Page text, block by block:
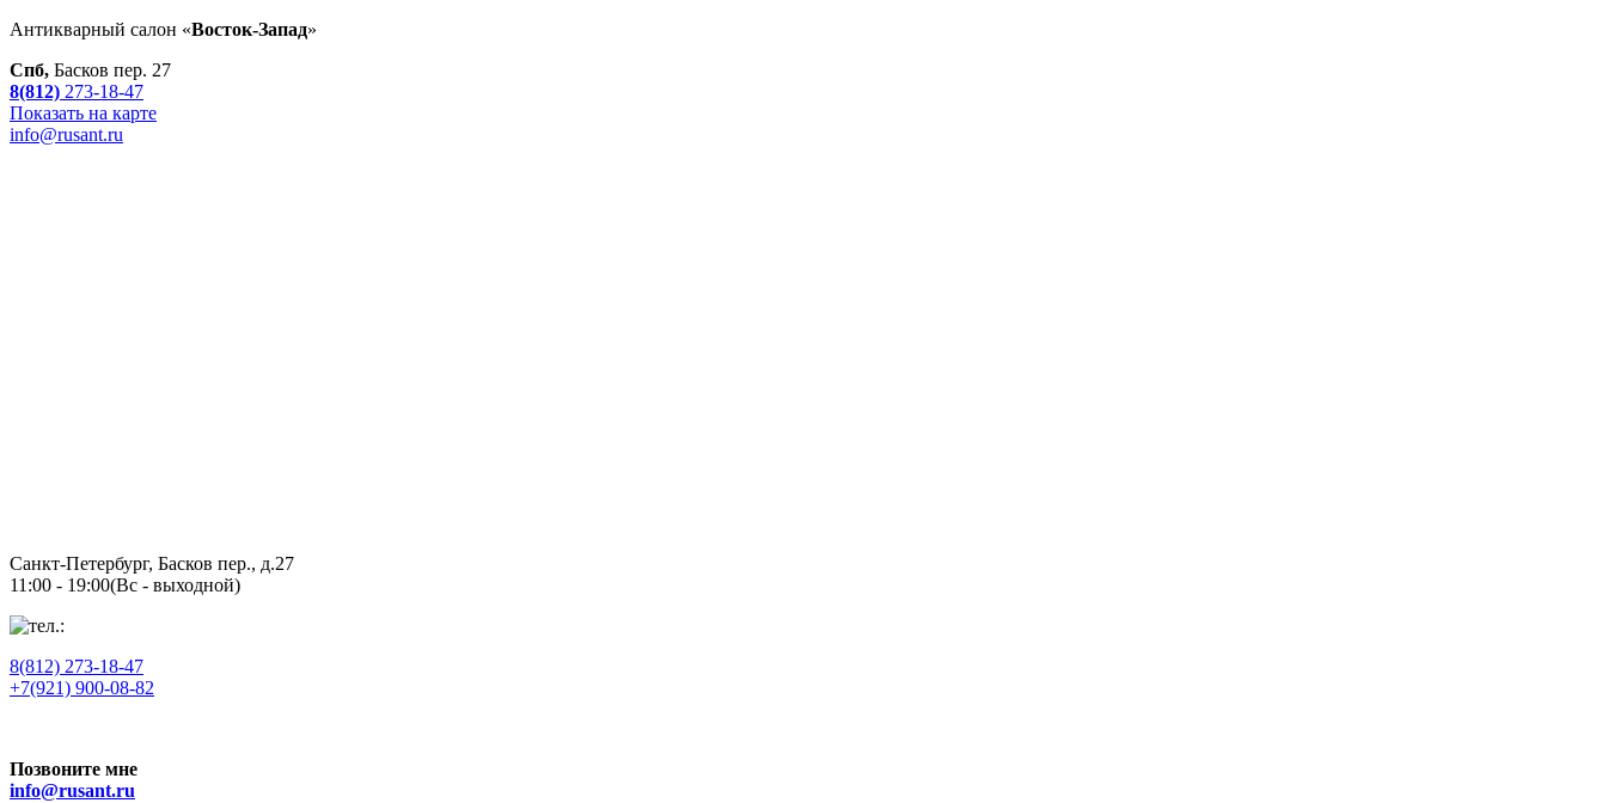
Антикварный салон «Восток-Запад»
Спб, Басков пер. 27
8(812) 273-18-47
Показать на карте
info@rusant.ru
Санкт-Петербург, Басков пер., д.27
11:00 - 19:00(Вс - выходной)
8(812) 273-18-47
+7(921) 900-08-82
Позвоните мне
info@rusant.ru